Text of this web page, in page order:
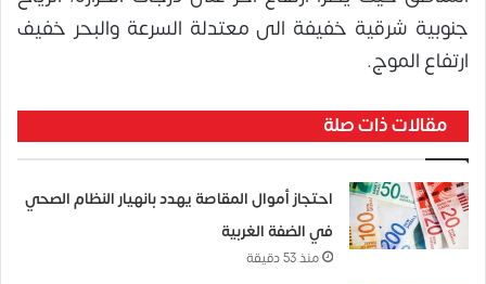
جنوبية شرقية خفيفة الى معتدلة السرعة والبحر خفيف
ارتفاع الموج.
مقالات ذات صلة
احتجاز أموال المقاصة يهدد بانهيار النظام الصحي
في الضفة الغربية
منذ 53 دقيقة